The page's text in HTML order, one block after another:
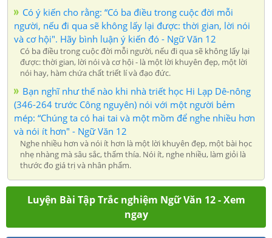
Có ý kiến cho rằng: “Có ba điều trong cuộc đời mỗi
người, nếu đi qua sẽ không lấy lại được: thời gian, lời nói
và cơ hội". Hãy bình luận ý kiến đó - Ngữ Văn 12
Có ba điều trong cuộc đời mỗi người, nếu đi qua sẽ không lấy lại
được: thời gian, lời nói và cơ hội - là một lời khuyên đẹp, một lời
nói hay, hàm chứa chất triết lí và đạo đức.
Bạn nghĩ như thế nào khi nhà triết học Hi Lạp Dê-nông
(346-264 trước Công nguyên) nói với một người bẻm
mép: “Chúng ta có hai tai và một mồm để nghe nhiều hơn
và nói ít hơn" - Ngữ Văn 12
Nghe nhiều hơn và nói ít hơn là một lời khuyên đẹp, một bài học
nhẹ nhàng mà sâu sắc, thấm thía. Nói ít, nghe nhiều, làm giỏi là
thước đo giá trị và nhân phẩm.
Luyện Bài Tập Trắc nghiệm Ngữ Văn 12 - Xem
ngay